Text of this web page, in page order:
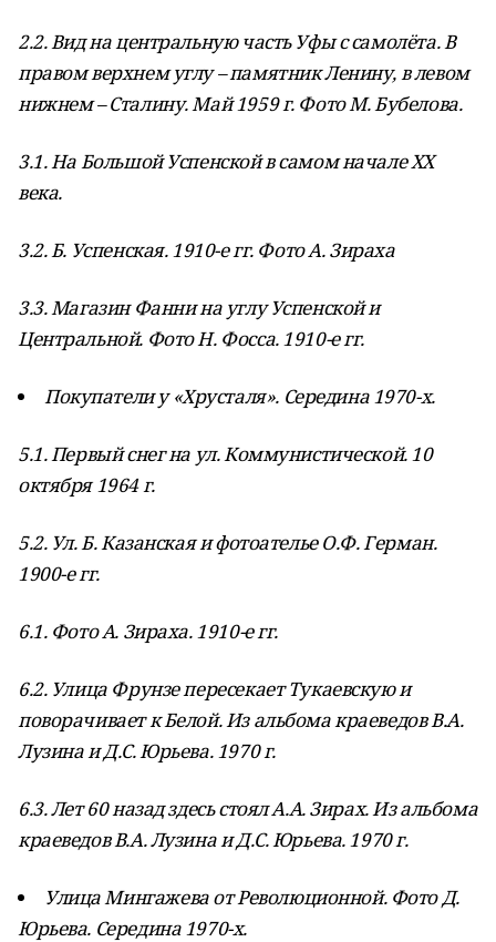
2.2. Вид на центральную часть Уфы с самолёта. В
правом верхнем углу – памятник Ленину, в левом
нижнем – Сталину. Май 1959 г. Фото М. Бубелова.
3.1. На Большой Успенской в самом начале ХХ
века.
3.2. Б. Успенская. 1910-е гг. Фото А. Зираха
3.3. Магазин Фанни на углу Успенской и
Центральной. Фото Н. Фосса. 1910-е гг.
Покупатели у «Хрусталя». Середина 1970-х.
5.1. Первый снег на ул. Коммунистической. 10
октября 1964 г.
5.2. Ул. Б. Казанская и фотоателье О.Ф. Герман.
1900-е гг.
6.1. Фото А. Зираха. 1910-е гг.
6.2. Улица Фрунзе пересекает Тукаевскую и
поворачивает к Белой. Из альбома краеведов В.А.
Лузина и Д.С. Юрьева. 1970 г.
6.3. Лет 60 назад здесь стоял А.А. Зирах. Из альбома
краеведов В.А. Лузина и Д.С. Юрьева. 1970 г.
Улица Мингажева от Революционной. Фото Д.
Юрьева. Середина 1970-х.